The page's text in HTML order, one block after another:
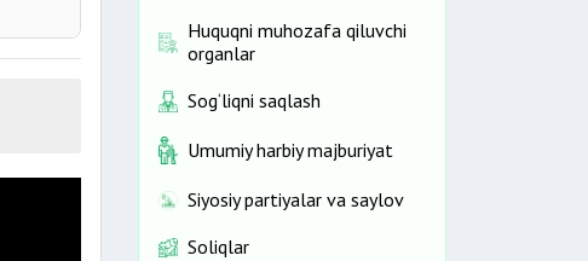
Huquqni muhozafa qiluvchi
organlar
Sog‘liqni saqlash
Umumiy harbiy majburiyat
Siyosiy partiyalar va saylov
Soliqlar